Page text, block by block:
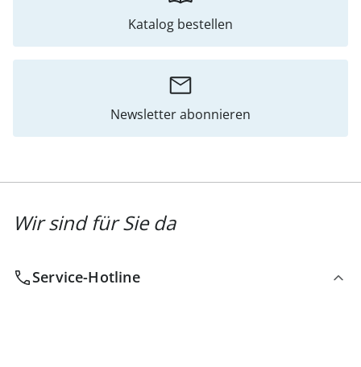
Katalog bestellen
Newsletter abonnieren
Wir sind für Sie da
Service-Hotline